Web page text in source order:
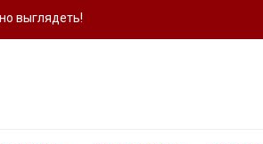
выглядеть!